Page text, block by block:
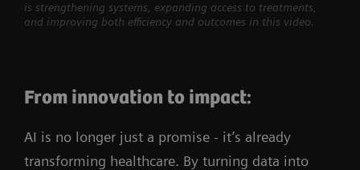
is strengthening systems, expanding access to treatments,
and improving both efficiency and outcomes in this video.
From innovation to impact:
AI is no longer just a promise - it’s already
transforming healthcare. By turning data into